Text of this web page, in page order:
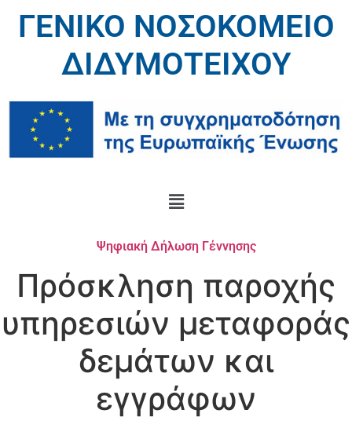
ΓΕΝΙΚΟ ΝΟΣΟΚΟΜΕΙΟ
ΔΙΔΥΜΟΤΕΙΧΟΥ
Ψηφιακή Δήλωση Γέννησης
Πρόσκληση παροχής
υπηρεσιών μεταφοράς
δεμάτων και
εγγράφων